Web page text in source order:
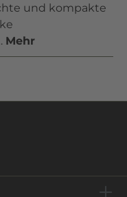
und kompakte
Mehr